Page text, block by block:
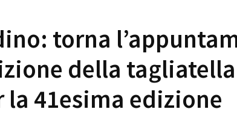
Tadino
torna
della
la 41esima edizione